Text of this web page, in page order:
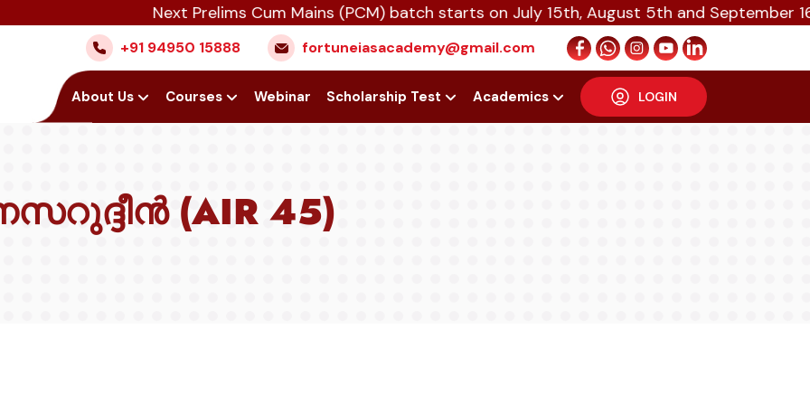
Next Prelims Cum Mains (PCM) batch starts on July 15th, August 5th and September 16th
+91 94950 15888 fortuneiasacademy@gmail.com
About Us Courses Webinar Scholarship Test Academics LOGIN
(AIR 45)